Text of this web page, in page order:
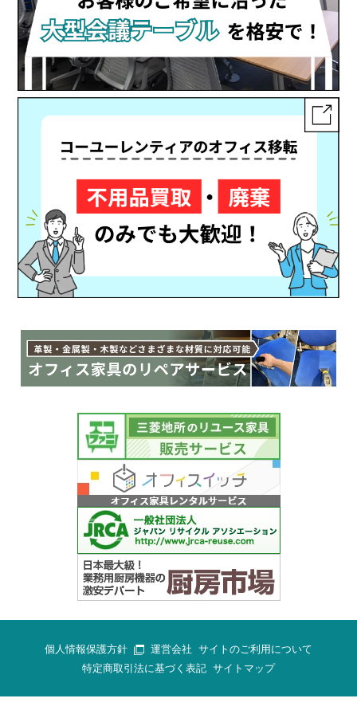
個人情報保護方針 運営会社 サイトのご利用について
特定商取引法に基づく表記 サイトマップ